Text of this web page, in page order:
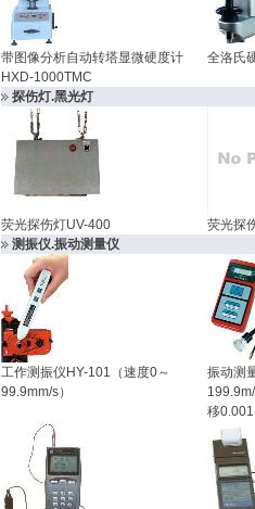
带图像分析自动转塔显微硬度计
HXD-1000TMC
全洛氏
探伤灯.黑光灯
荧光探伤灯UV-400
荧光探
测振仪.振动测量仪
工作测振仪HY-101（速度0～
99.9mm/s）
振动测
移